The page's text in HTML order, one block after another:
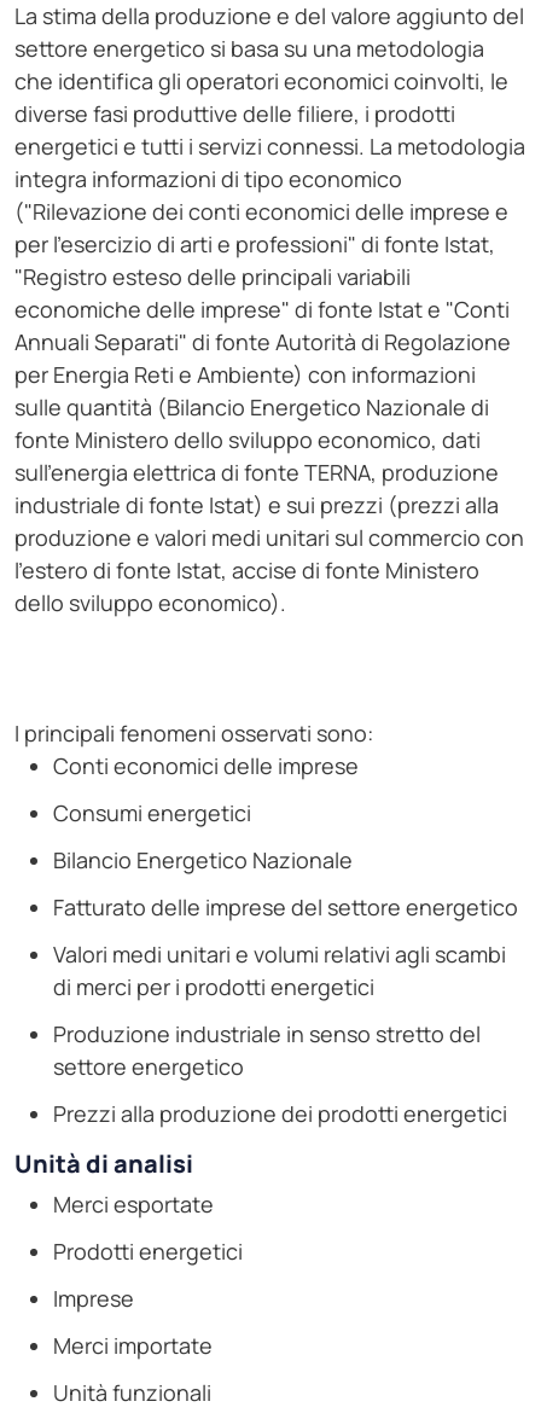
La stima della produzione e del valore aggiunto del
settore energetico si basa su una metodologia
che identifica gli operatori economici coinvolti, le
diverse fasi produttive delle filiere, i prodotti
energetici e tutti i servizi connessi. La metodologia
integra informazioni di tipo economico
("Rilevazione dei conti economici delle imprese e
per l'esercizio di arti e professioni" di fonte Istat,
"Registro esteso delle principali variabili
economiche delle imprese" di fonte Istat e "Conti
Annuali Separati" di fonte Autorità di Regolazione
per Energia Reti e Ambiente) con informazioni
sulle quantità (Bilancio Energetico Nazionale di
fonte Ministero dello sviluppo economico, dati
sull'energia elettrica di fonte TERNA, produzione
industriale di fonte Istat) e sui prezzi (prezzi alla
produzione e valori medi unitari sul commercio con
l'estero di fonte Istat, accise di fonte Ministero
dello sviluppo economico).
I principali fenomeni osservati sono:
Conti economici delle imprese
Consumi energetici
Bilancio Energetico Nazionale
Fatturato delle imprese del settore energetico
Valori medi unitari e volumi relativi agli scambi
di merci per i prodotti energetici
Produzione industriale in senso stretto del
settore energetico
Prezzi alla produzione dei prodotti energetici
Unità di analisi
Merci esportate
Prodotti energetici
Imprese
Merci importate
Unità funzionali